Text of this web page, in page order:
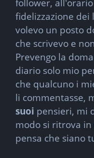
follower,
fidelizzazione dei
volevo un posto
che scrivevo e
Prevengo la
diario solo mio
che qualcuno i
suoi pensieri, mi
modo si ritrova in
pensa che siano